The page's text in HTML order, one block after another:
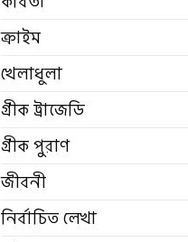
ক্রাইম
খেলাধুলা
গ্রীক ট্রাজেডি
গ্রীক পুরাণ
জীবনী
নির্বাচিত লেখা